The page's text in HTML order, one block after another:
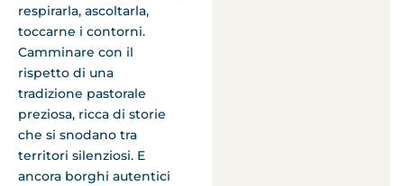
respirarla, ascoltarla,
toccarne i contorni.
Camminare con il
rispetto di una
tradizione pastorale
preziosa, ricca di storie
che si snodano tra
territori silenziosi. E
ancora borghi autentici